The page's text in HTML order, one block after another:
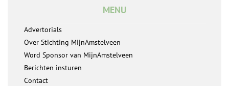
MENU
Advertorials
Over Stichting MijnAmstelveen
Word Sponsor van MijnAmstelveen
Berichten insturen
Contact